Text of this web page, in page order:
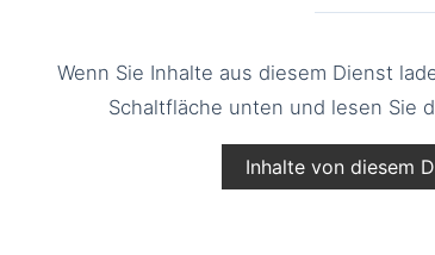
Wenn Sie Inhalte aus diesem Dienst
Schaltfläche unten und lesen Sie
Inhalte von diesem